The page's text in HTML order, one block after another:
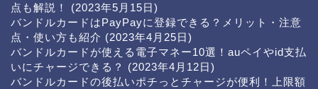
点も解説！
(2023年5月15日)
バンドルカードはPayPayに登録できる？メリット・注意
点・使い方も紹介 (2023年4月25日)
バンドルカードが使える電子マネー10選！auペイやid支払
いにチャージできる？
(2023年4月12日)
バンドルカードの後払いポチっとチャージが便利！上限額